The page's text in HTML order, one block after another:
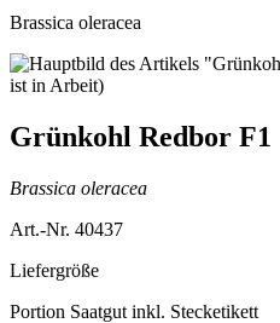
Brassica oleracea
Grünkohl Redbor F1
Brassica oleracea
Art.-Nr. 40437
Liefergröße
Portion Saatgut inkl. Stecketikett